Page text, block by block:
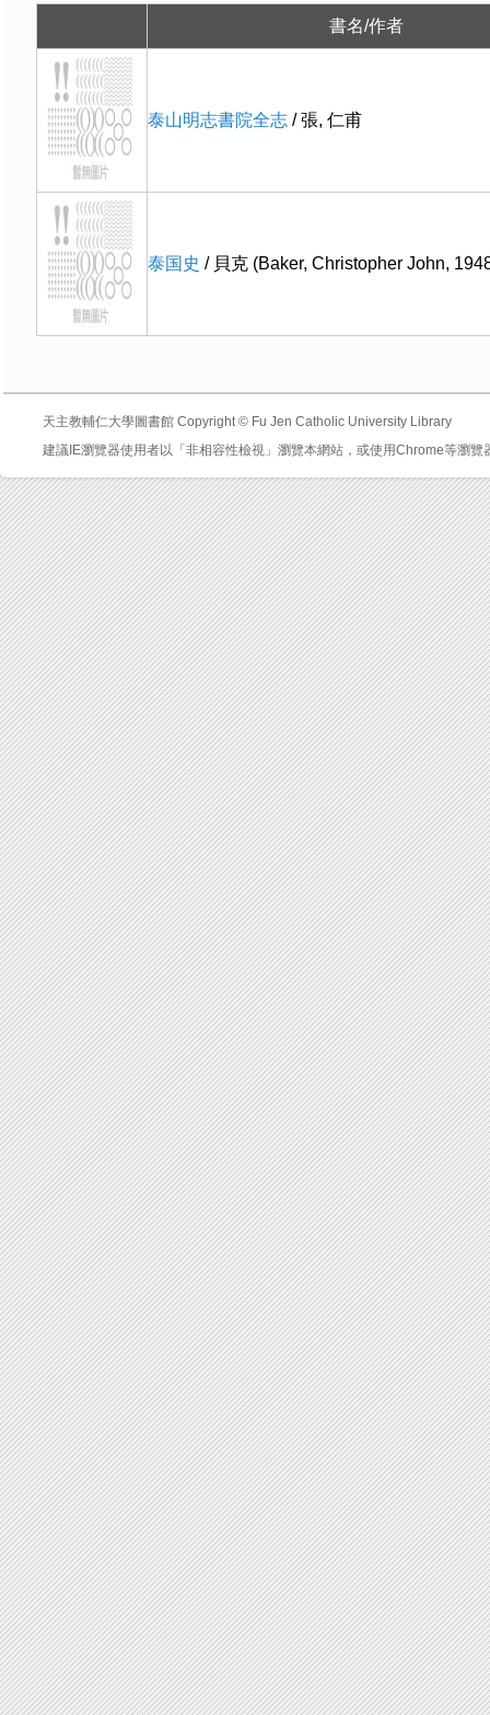
書名/作者
泰山明志書院全志 / 張, 仁甫
泰国史 / 貝克 (Baker, Christopher John,
天主教輔仁大學圖書館 Copyright © Fu Jen Catholic University Library
建議IE瀏覽器使用者以「非相容性檢視」瀏覽本網站，或使用Chrome等瀏覽